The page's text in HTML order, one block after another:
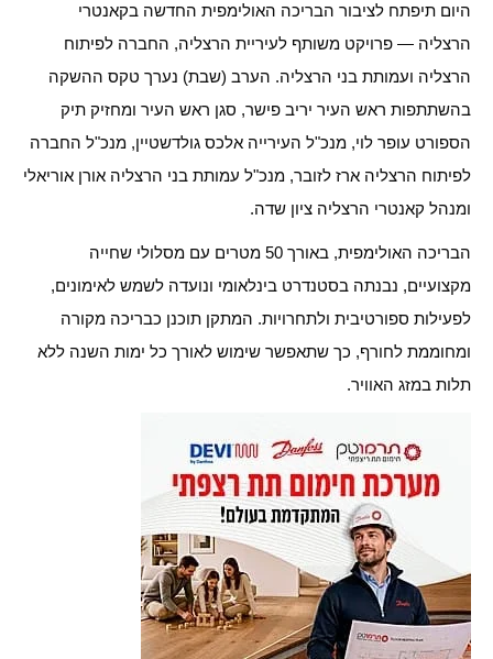
היום תיפתח לציבור הבריכה האולימפית החדשה בקאנטרי
הרצליה — פרויקט משותף לעיריית הרצליה, החברה לפיתוח
הרצליה ועמותת בני הרצליה. הערב (שבת) נערך טקס ההשקה
בהשתתפות ראש העיר יריב פישר, סגן ראש העיר ומחזיק תיק
הספורט עופר לוי, מנכ"ל העירייה אלכס גולדשטיין, מנכ"ל החברה
לפיתוח הרצליה ארז לזובר, מנכ"ל עמותת בני הרצליה אורן אוריאלי
ומנהל קאנטרי הרצליה ציון שדה.
הבריכה האולימפית, באורך 50 מטרים עם מסלולי שחייה
מקצועיים, נבנתה בסטנדרט בינלאומי ונועדה לשמש לאימונים,
לפעילות ספורטיבית ולתחרויות. המתקן תוכנן כבריכה מקורה
ומחוממת לחורף, כך שתאפשר שימוש לאורך כל ימות השנה ללא
תלות במזג האוויר.